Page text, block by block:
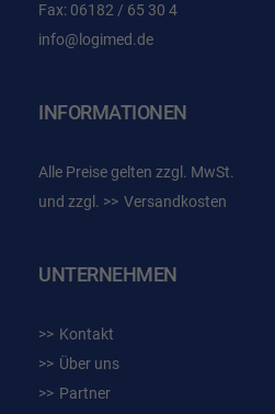
Fax: 06182 / 65 30 4
info@logimed.de
INFORMATIONEN
Alle Preise gelten zzgl. MwSt.
und zzgl.
Versandkosten
UNTERNEHMEN
Kontakt
Über uns
Partner